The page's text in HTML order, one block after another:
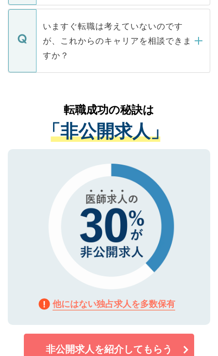
関を公にしてしまうと、応募が殺到する場
に、医療機関が求める条件に合った人材の
みを人材紹介会社に依頼するケースが増え
ています。
定を承諾する必要はありません。内定先へ
の辞退の連絡はキャリアパートナーが行い
個人情報が漏えいすることはありませんの
で、ご安心ください。当サイトからの登録
などで収集したご登録者様の個人情報は、
ご本人のキャリアアップおよび転職活動の
支援を目的に使用いたします。お預かりし
ているすべての個人データはご本人の許可
は、個人情報の取り扱いについての厳密な
管理基準を満たした事業者のみに付与され
る、プライバシーマークを取得済みです。
で、機密保持に関してもご安心ください。
いますぐ転職は考えていないのです
が、これからのキャリアを相談できま
すか？
かがいして、現在の医療機関の状況や紹介
経験をまじえながら、適切なアドバイスを
させていただきます。すぐにご転職をされ
ない方には、長期的なサポートが可能です
ので、まずはご登録ください。
転職成功の秘訣は
「非公開求人」
他にはない独占求人を多数保有
非公開求人を紹介してもらう